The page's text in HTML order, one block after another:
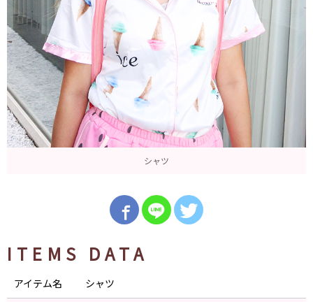
シャツ
ITEMS DATA
アイテム名 シャツ